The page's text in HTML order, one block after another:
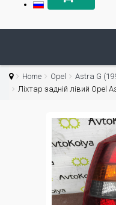
Home Opel
Astra G
Ліхтар задній лівий Opel